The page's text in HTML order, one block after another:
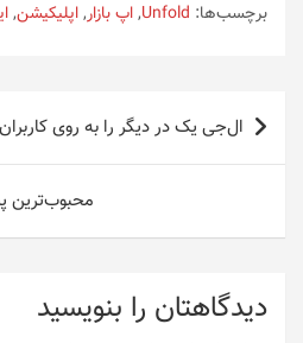
برچسب‌ها: Unfold
,اپ بازار,اپلیکیشن,
راهبری
نوشته
ال‌جی یک در دیگر را به روی
محبوب‌ترین
دیدگاهتان را بنویسید